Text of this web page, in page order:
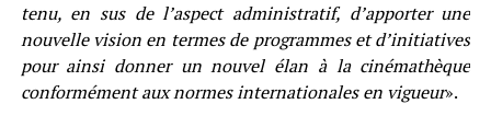
tenu, en sus de l’aspect administratif, d’apporter une
nouvelle vision en termes de programmes et d’initiatives
pour ainsi donner un nouvel élan à la cinémathèque
conformément aux normes internationales en vigueur».